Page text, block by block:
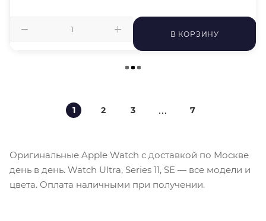
В КОРЗИНУ
1 2 3 7
Оригинальные Apple Watch с доставкой по Москве
день в день. Watch Ultra, Series 11, SE — все модели и
цвета. Оплата наличными при получении.